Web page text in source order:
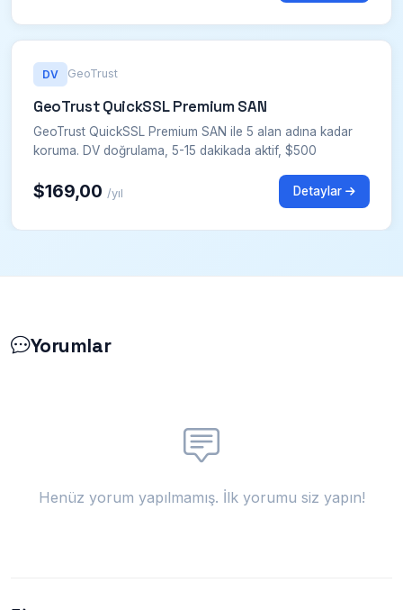
DV GeoTrust
GeoTrust QuickSSL Premium SAN
GeoTrust QuickSSL Premium SAN ile 5 alan adına kadar
koruma. DV doğrulama, 5-15 dakikada aktif, $500
$169,00 /yıl Detaylar
Yorumlar
Henüz yorum yapılmamış. İlk yorumu siz yapın!